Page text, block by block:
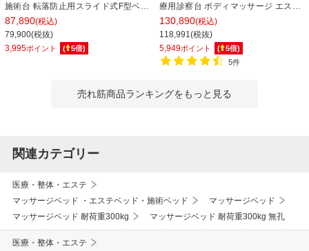
施術台 転落防止用スライド式F型ベッ
ドガード付属 TB-266 サイズ/カラー
(18色)選択可能
87,890(税込)
79,900(税抜)
3,995ポイント ( 5倍)
療用診察台 ボディマッサージ エステ
用ベッド 電動昇降ベッド 幅サイズ選
択可 高さ調整可 TB-1344 電動ボディ
ベッド
130,890(税込)
118,991(税抜)
5,949ポイント ( 5倍)
5件
売れ筋商品ランキングをもっと見る
関連カテゴリー
医療・整体・エステ
マッサージベッド ・エステベッド・施術ベッド
マッサージベッド
マッサージベッド 耐荷重300kg
マッサージベッド 耐荷重300kg 無孔
医療・整体・エステ